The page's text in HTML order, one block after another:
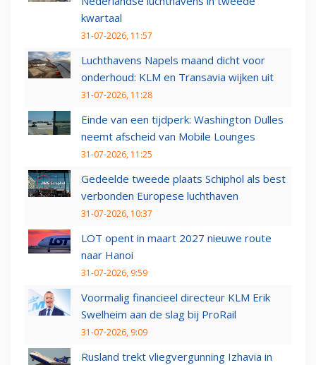
kwartaal
31-07-2026, 11:57
Luchthavens Napels maand dicht voor
onderhoud: KLM en Transavia wijken uit
31-07-2026, 11:28
Einde van een tijdperk: Washington Dulles
neemt afscheid van Mobile Lounges
31-07-2026, 11:25
Gedeelde tweede plaats Schiphol als best
verbonden Europese luchthaven
31-07-2026, 10:37
LOT opent in maart 2027 nieuwe route
naar Hanoi
31-07-2026, 9:59
Voormalig financieel directeur KLM Erik
Swelheim aan de slag bij ProRail
31-07-2026, 9:09
Rusland trekt vliegvergunning Izhavia in